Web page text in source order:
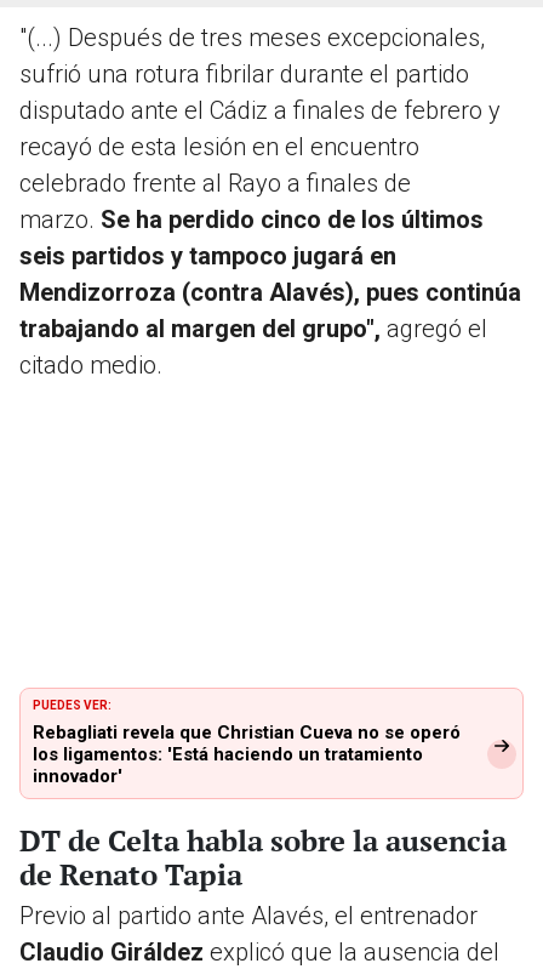
"(...) Después de tres meses excepcionales,
sufrió una rotura fibrilar durante el partido
disputado ante el Cádiz a finales de febrero y
recayó de esta lesión en el encuentro
celebrado frente al Rayo a finales de
marzo. Se ha perdido cinco de los últimos
seis partidos y tampoco jugará en
Mendizorroza (contra Alavés), pues continúa
trabajando al margen del grupo", agregó el
citado medio.
PUEDES VER:
Rebagliati revela que Christian Cueva no se operó
los ligamentos: 'Está haciendo un tratamiento
innovador'
DT de Celta habla sobre la ausencia
de Renato Tapia
Previo al partido ante Alavés, el entrenador
Claudio Giráldez explicó que la ausencia del